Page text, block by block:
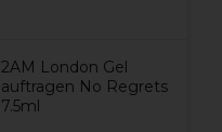
2AM London Gel
auftragen No Regrets
7.5ml